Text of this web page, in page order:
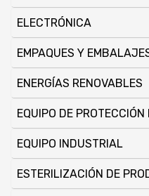
ELECTRÓNICA
EMPAQUES Y
ENERGÍ­AS RENOVABLES
EQUIPO DE
EQUIPO INDUSTRIAL
ESTERILIZACIÓN DE